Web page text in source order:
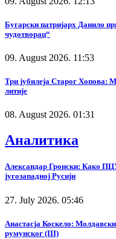
Бугарски патријарх Данило
чудотворац“
09. August 2026. 11:53
Три јубилеја Старог Хопова:
литије
08. August 2026. 01:31
Аналитика
Александар Гронски: Како
југозападној Русији
27. July 2026. 05:46
Анастасја Коскело:
румунског (III)